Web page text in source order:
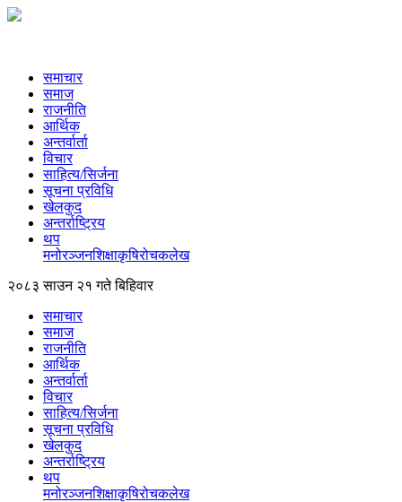
समाचार
समाज
राजनीति
आर्थिक
अन्तर्वार्ता
विचार
साहित्य/सिर्जना
सूचना प्रविधि
खेलकुद
अन्तर्राष्ट्रिय
थप
मनोरञ्‍जनशिक्षाकृषिरोचकलेख
२०८३ साउन २१ गते बिहिवार
समाचार
समाज
राजनीति
आर्थिक
अन्तर्वार्ता
विचार
साहित्य/सिर्जना
सूचना प्रविधि
खेलकुद
अन्तर्राष्ट्रिय
थप
मनोरञ्‍जनशिक्षाकृषिरोचकलेख